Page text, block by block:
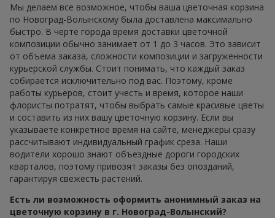
Мы делаем все возможное, чтобы ваша цветочная корзина
по Новоград-Волынскому была доставлена максимально
быстро. В черте города время доставки цветочной
композиции обычно занимает от 1 до 3 часов. Это зависит
от объема заказа, сложности композиции и загруженности
курьерской службы. Стоит понимать, что каждый заказ
собирается исключительно под вас. Поэтому, кроме
работы курьеров, стоит учесть и время, которое наши
флористы потратят, чтобы выбрать самые красивые цветы
и составить из них вашу цветочную корзину. Если вы
указываете конкретное время на сайте, менеджеры сразу
рассчитывают индивидуальный график среза. Наши
водители хорошо знают объездные дороги городских
кварталов, поэтому привозят заказы без опозданий,
гарантируя свежесть растений.
Есть ли возможность оформить анонимный заказ на
цветочную корзину в г. Новоград-Волынский?